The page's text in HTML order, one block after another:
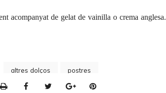
acompanyat de gelat de vainilla o crema anglesa.
altres dolços postres